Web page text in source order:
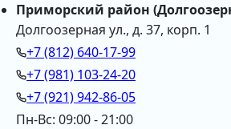
Приморский район
Долгоозерная ул., д. 37, корп. 1
+7 (812) 640-17-99
+7 (981) 103-24-20
+7 (921) 942-86-05
Пн-Вс: 09:00 - 21:00